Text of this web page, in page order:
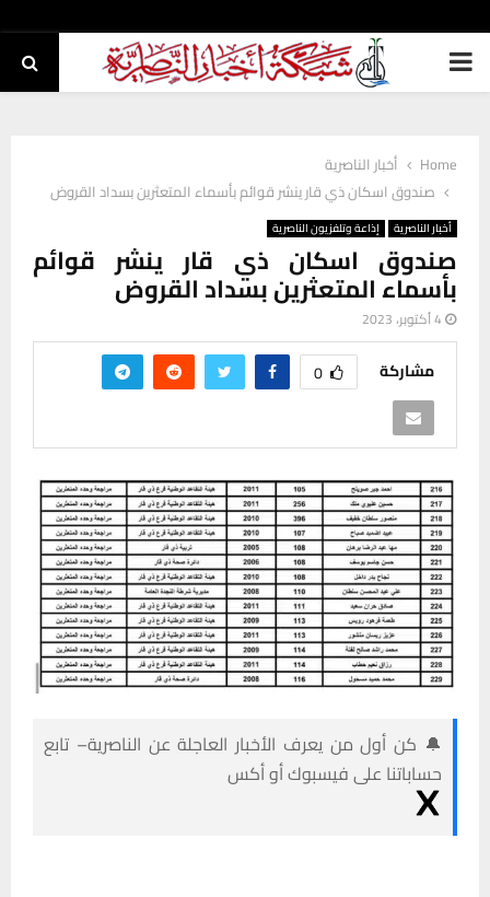
PRIMARY
Home
أخبار الناصرية
صندوق اسكان ذي قار ينشر قوائم بأسماء المتعثرين بسداد القروض
أخبار الناصرية إذاعة وتلفزيون الناصرية
صندوق اسكان ذي قار ينشر قوائم
بأسماء المتعثرين بسداد القروض
4 أكتوبر، 2023
مشاركة 0
🔔 كن أول من يعرف الأخبار العاجلة عن الناصرية– تابع
حساباتنا على فيسبوك أو أكس